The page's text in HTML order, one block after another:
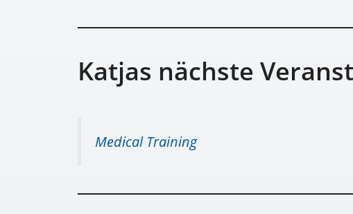
Katjas nächste
Medical Training